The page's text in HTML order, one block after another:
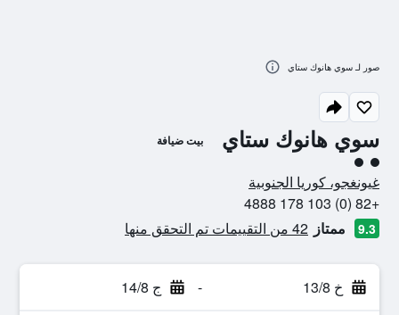
سوي هانوك ستاي بيت ضيافة
تقييم فئة 2
غيونغجو، كوريا الجنوبية
+82 (0) 103 178 4888
9.3 ممتاز 42 من التقييمات تم التحقق منها
خ 13/8 - ج 14/8
صور لـ سوي هانوك ستاي